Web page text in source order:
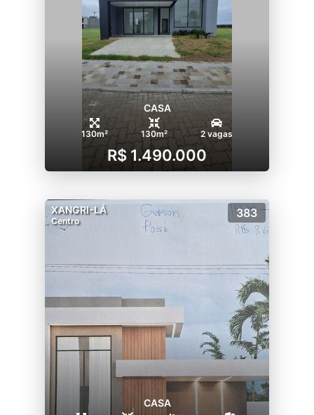
CASA
130m² 130m² 2 vagas
R$ 1.490.000
XANGRI-LÁ
Centro
383
CASA